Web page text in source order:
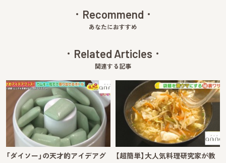
Recommend
あなたにおすすめ
Related Articles
関連する記事
「ダイソー」の天才的アイデアグ
【超簡単】大人気料理研究家が教